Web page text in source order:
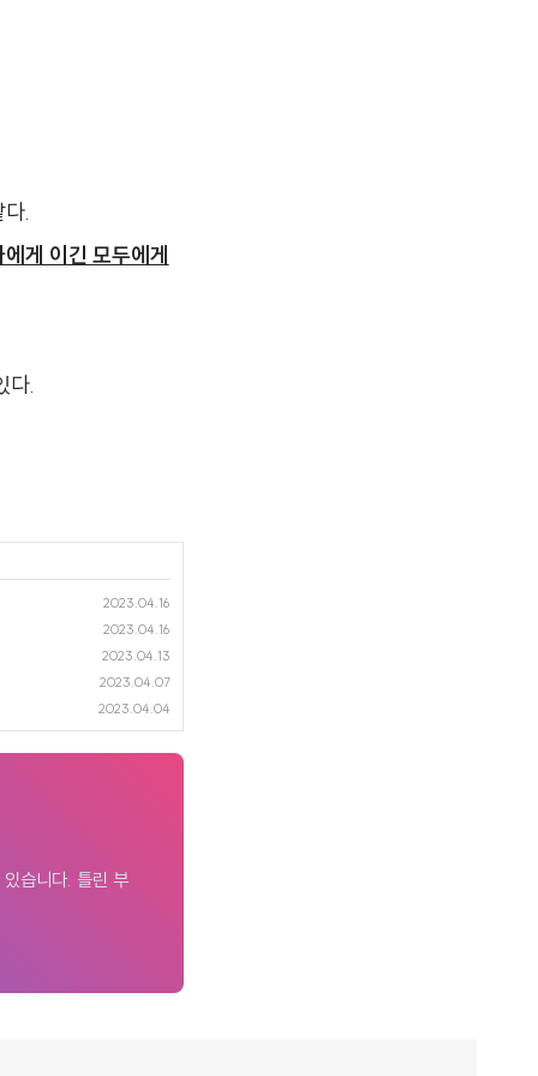
.
게 이긴 모두에게
다.
2023.04.16
2023.04.16
2023.04.13
2023.04.07
2023.04.04
습니다. 틀린 부